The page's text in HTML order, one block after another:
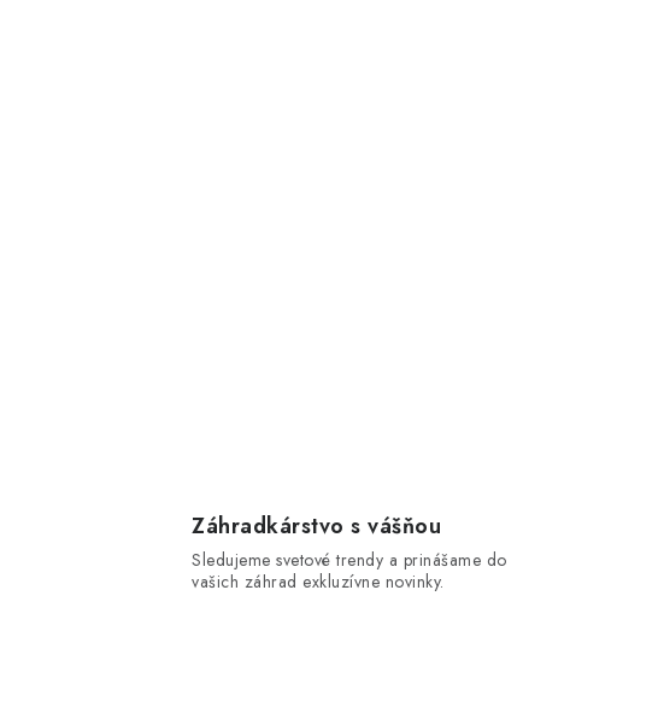
Záhradkárstvo s vášňou
Sledujeme svetové trendy a prinášame do
vašich záhrad exkluzívne novinky.